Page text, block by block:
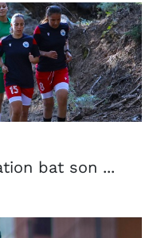
bat son ...